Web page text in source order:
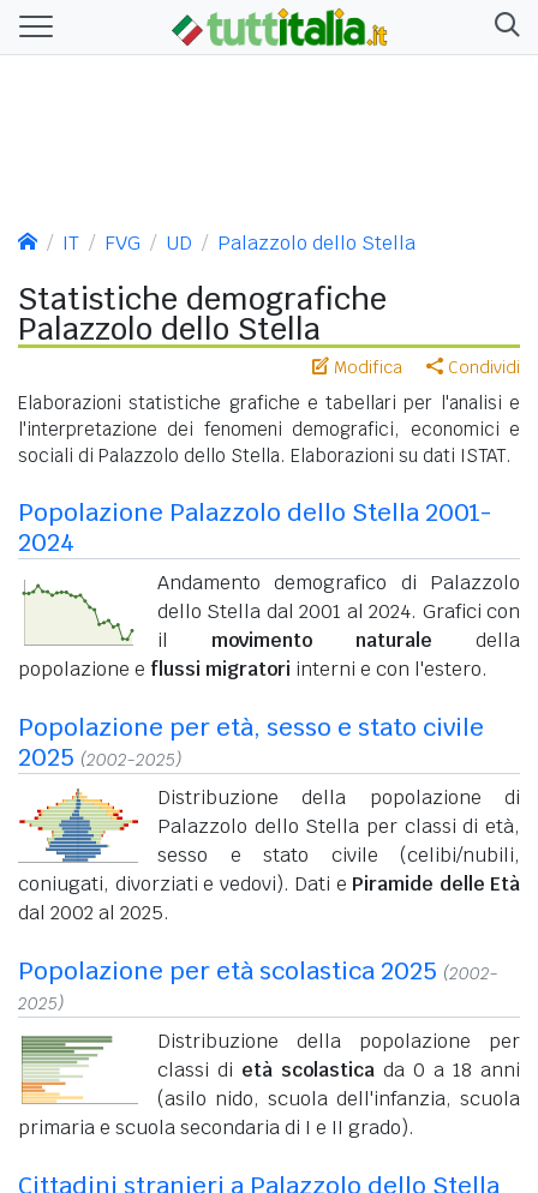
IT FVG UD Palazzolo dello Stella
Statistiche demografiche
Palazzolo dello Stella
Modifica Condividi
Elaborazioni statistiche grafiche e tabellari per l'analisi e
l'interpretazione dei fenomeni demografici, economici e
sociali di Palazzolo dello Stella. Elaborazioni su dati ISTAT.
Popolazione Palazzolo dello Stella 2001-
2024
Andamento demografico di Palazzolo
dello Stella dal 2001 al 2024. Grafici con
il movimento naturale della
popolazione e flussi migratori interni e con l'estero.
Popolazione per età, sesso e stato civile
2025 (2002-2025)
Distribuzione della popolazione di
Palazzolo dello Stella per classi di età,
sesso e stato civile (celibi/nubili,
coniugati, divorziati e vedovi). Dati e Piramide delle Età
dal 2002 al 2025.
Popolazione per età scolastica 2025 (2002-
2025)
Distribuzione della popolazione per
classi di età scolastica da 0 a 18 anni
(asilo nido, scuola dell'infanzia, scuola
primaria e scuola secondaria di I e II grado).
Cittadini stranieri a Palazzolo dello Stella